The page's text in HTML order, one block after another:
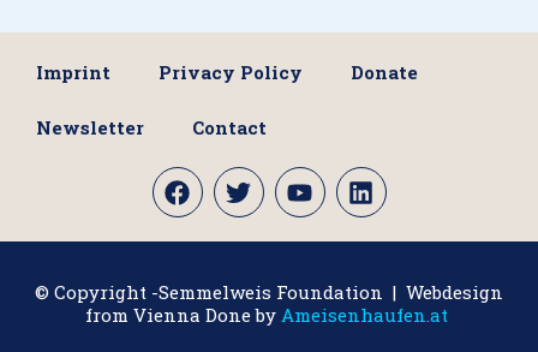
Imprint Privacy Policy Donate
Newsletter Contact
© Copyright -Semmelweis Foundation | Webdesign
from Vienna Done by Ameisenhaufen.at